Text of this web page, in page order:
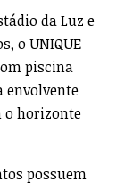
atingindo
hídrica
da Luz e
o UNIQUE
envolvente